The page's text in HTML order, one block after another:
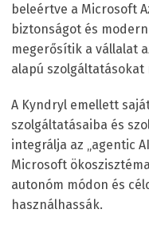
beleértve a Microsoft
biztonságot és
megerősítik a vállalat
alapú
A Kyndryl emellett
szolgáltatásaiba és
integrálja az „agentic
Microsoft
autonóm módon és
használhassák.